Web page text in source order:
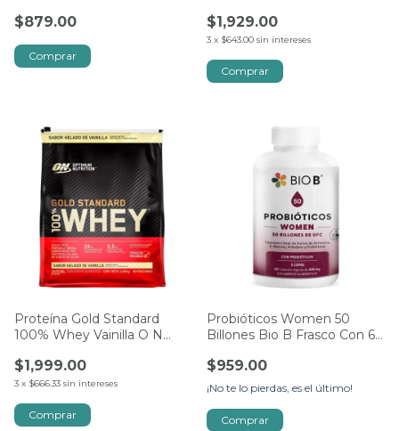
$879.00
Comprar
$1,929.00
3 x $643.00 sin intereses
Comprar
Proteína Gold Standard
100% Whey Vainilla O N
$1,999.00
3 x $666.33 sin intereses
Comprar
Probióticos Women 50
Billones Bio B Frasco Con 60
$959.00
¡No te lo pierdas, es el último!
Comprar